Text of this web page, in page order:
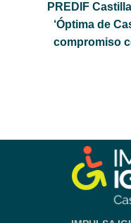
PREDIF
‘Óptima de
compromiso